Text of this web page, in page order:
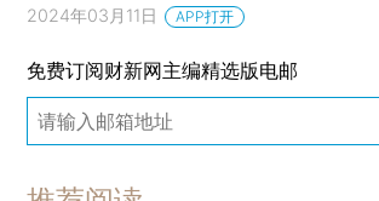
2024年03月11日 APP打开
免费订阅财新网主编精选版电邮